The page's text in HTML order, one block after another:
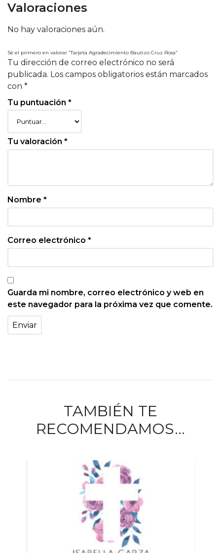
Valoraciones
No hay valoraciones aún.
Sé el primero en valorar “Tarjeta Agradecimiento Bautizo Cruz Rosa”
Tu dirección de correo electrónico no será
publicada. Los campos obligatorios están marcados
con *
Tu puntuación *
Tu valoración *
Nombre *
Correo electrónico *
Guarda mi nombre, correo electrónico y web en
este navegador para la próxima vez que comente.
TAMBIÉN TE
RECOMENDAMOS…